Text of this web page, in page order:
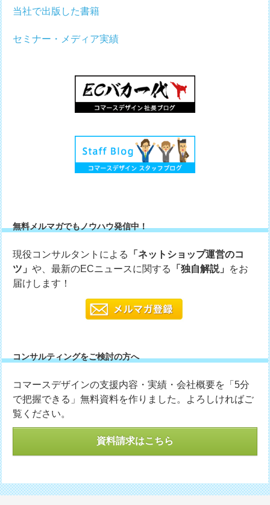
当社で出版した書籍
セミナー・メディア実績
無料メルマガでもノウハウ発信中！
現役コンサルタントによる
「ネットショップ運営のコ
ツ」や、最新のECニュースに関する 「独自解説」 をお
届けします！
コンサルティングをご検討の方へ
コマースデザインの支援内容・実績・会社概要を「5分
で把握できる」無料資料を作りました。よろしければご
覧ください。
資料請求はこちら